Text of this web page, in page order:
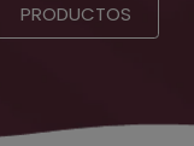
PRODUCTOS